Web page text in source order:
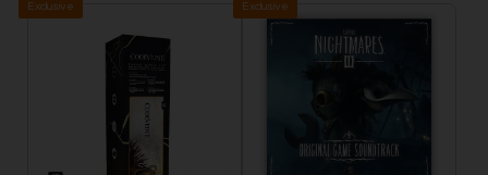
Exclusive Exclusive